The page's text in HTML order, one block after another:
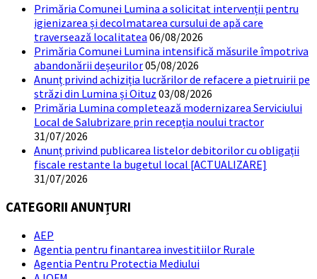
Primăria Comunei Lumina a solicitat intervenții pentru
igienizarea și decolmatarea cursului de apă care
traversează localitatea 06/08/2026
Primăria Comunei Lumina intensifică măsurile împotriva
abandonării deșeurilor05/08/2026
Anunț privind achiziția lucrărilor de refacere a pietruirii pe
străzi din Lumina și Oituz 03/08/2026
Primăria Lumina completează modernizarea Serviciului
Local de Salubrizare prin recepția noului tractor
31/07/2026
Anunț privind publicarea listelor debitorilor cu obligații
fiscale restante la bugetul local [ACTUALIZARE]
31/07/2026
CATEGORII ANUNȚURI
AEP
Agentia pentru finantarea investitiilor Rurale
Agentia Pentru Protectia Mediului